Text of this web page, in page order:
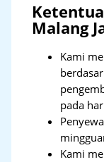
Malang
Kami
pada
Kami